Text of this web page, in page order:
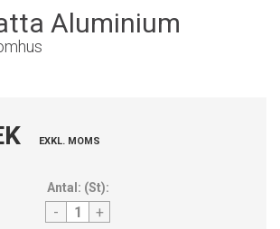
Aluminium
EXKL. MOMS
Antal: (St):
- +